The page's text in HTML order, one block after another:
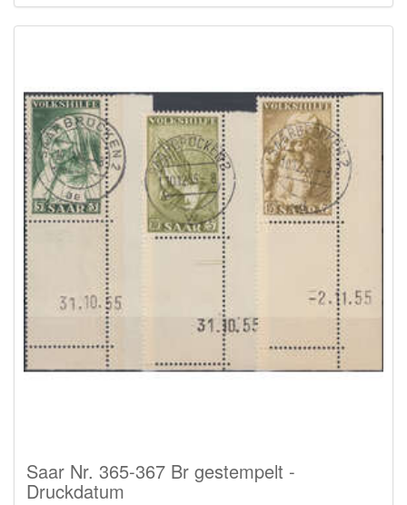
Saar Nr. 365-367 Br gestempelt -
Druckdatum